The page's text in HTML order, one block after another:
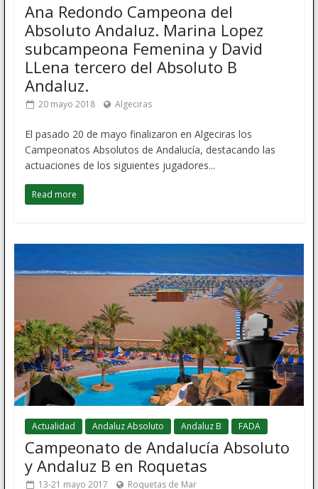
Ana Redondo Campeona del
Absoluto Andaluz. Marina Lopez
subcampeona Femenina y David
LLena tercero del Absoluto B
Andaluz.
20 mayo 2018 Algeciras
El pasado 20 de mayo finalizaron en Algeciras los
Campeonatos Absolutos de Andalucía, destacando las
actuaciones de los siguientes jugadores...
Read more
Actualidad Andaluz Absoluto Andaluz B FADA
Campeonato de Andalucía Absoluto
y Andaluz B en Roquetas
13-21 mayo 2017 Roquetas de Mar